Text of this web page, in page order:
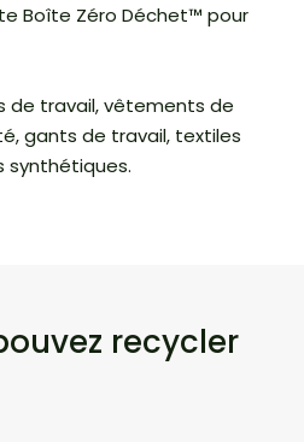
Boîte Zéro Déchet™ pour
de travail, vêtements de
gants de travail, textiles
synthétiques.
recycler